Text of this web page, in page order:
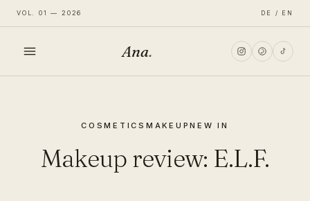
VOL. 01 — 2026 DE / EN
Ana.
COSMETICS MAKEUPNEW IN
Makeup review: E.L.F.